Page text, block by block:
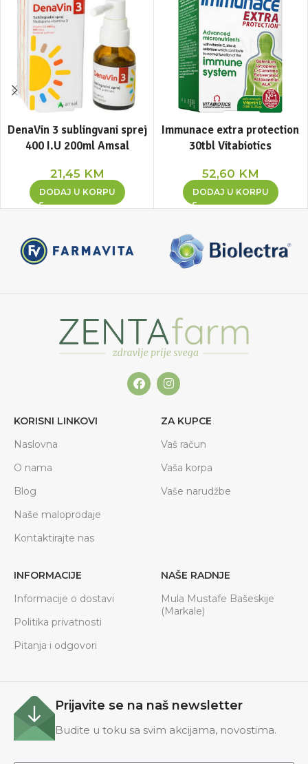
DenaVin 3 sublingvani sprej
400 I.U 200ml Amsal
21,45 KM
DODAJ U KORPU
Immunace extra protection
30tbl Vitabiotics
52,60 KM
DODAJ U KORPU
KORISNI LINKOVI
Naslovna
O nama
Blog
Naše maloprodaje
Kontaktirajte nas
ZA KUPCE
Vaš račun
Vaša korpa
Vaše narudžbe
INFORMACIJE
Informacije o dostavi
Politika privatnosti
Pitanja i odgovori
NAŠE RADNJE
Mula Mustafe Bašeskije
(Markale)
Prijavite se na naš newsletter
Budite u toku sa svim akcijama, novostima.